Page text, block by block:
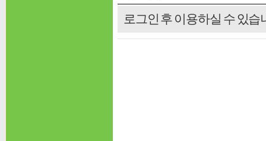
로그인 후 이용하실 수 있